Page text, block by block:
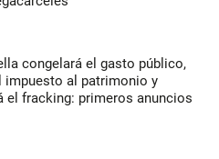
congelará el gasto público,
impuesto al patrimonio y
el fracking: primeros anuncios